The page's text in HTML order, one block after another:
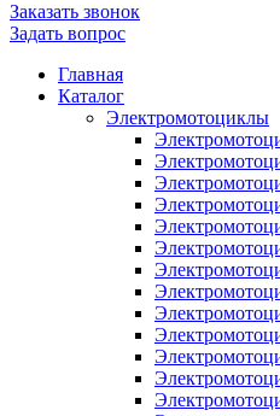
Заказать звонок
Задать вопрос
Главная
Каталог
Электромотоциклы